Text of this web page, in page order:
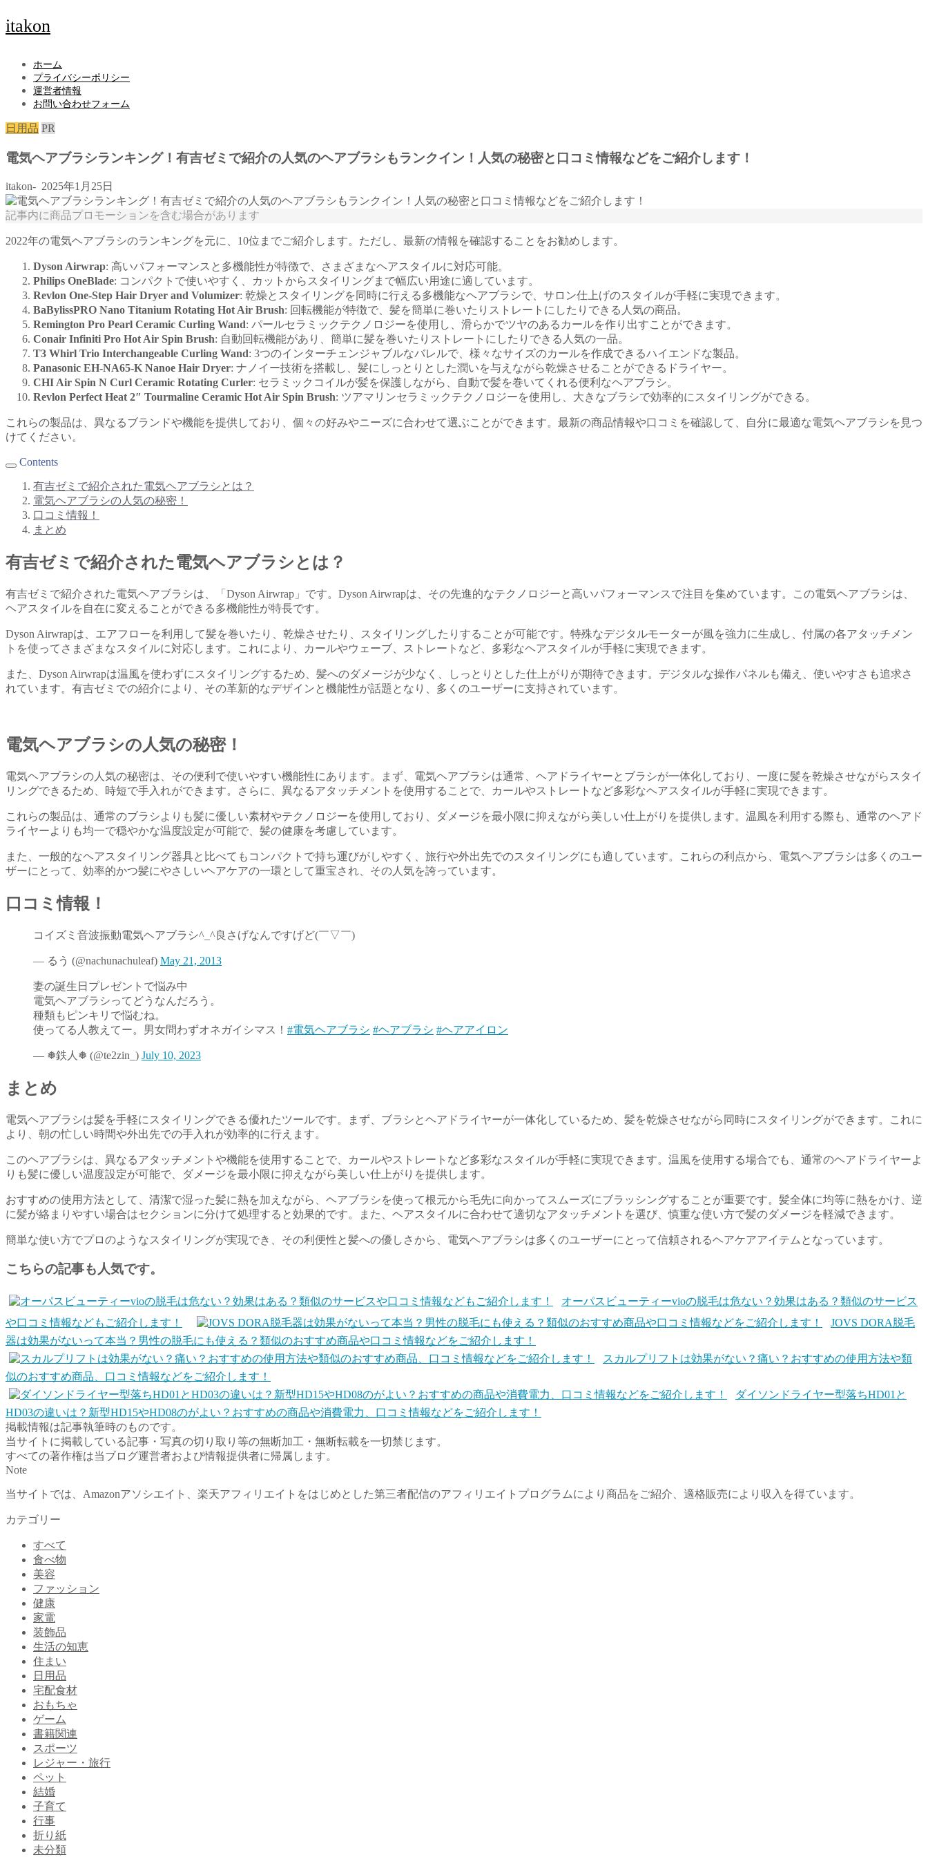
itakon
ホーム
プライバシーポリシー
運営者情報
お問い合わせフォーム
日用品 PR
電気ヘアブラシランキング！有吉ゼミで紹介の人気のヘアブラシもランクイン！人気の秘密と口コミ情報などをご紹介します！
itakon- 2025年1月25日
記事内に商品プロモーションを含む場合があります
2022年の電気ヘアブラシのランキングを元に、10位までご紹介します。ただし、最新の情報を確認することをお勧めします。
Dyson Airwrap: 高いパフォーマンスと多機能性が特徴で、さまざまなヘアスタイルに対応可能。
Philips OneBlade: コンパクトで使いやすく、カットからスタイリングまで幅広い用途に適しています。
Revlon One-Step Hair Dryer and Volumizer: 乾燥とスタイリングを同時に行える多機能なヘアブラシで、サロン仕上げのスタイルが手軽に実現できます。
BaBylissPRO Nano Titanium Rotating Hot Air Brush: 回転機能が特徴で、髪を簡単に巻いたりストレートにしたりできる人気の商品。
Remington Pro Pearl Ceramic Curling Wand: パールセラミックテクノロジーを使用し、滑らかでツヤのあるカールを作り出すことができます。
Conair Infiniti Pro Hot Air Spin Brush: 自動回転機能があり、簡単に髪を巻いたりストレートにしたりできる人気の一品。
T3 Whirl Trio Interchangeable Curling Wand: 3つのインターチェンジャブルなバレルで、様々なサイズのカールを作成できるハイエンドな製品。
Panasonic EH-NA65-K Nanoe Hair Dryer: ナノイー技術を搭載し、髪にしっとりとした潤いを与えながら乾燥させることができるドライヤー。
CHI Air Spin N Curl Ceramic Rotating Curler: セラミックコイルが髪を保護しながら、自動で髪を巻いてくれる便利なヘアブラシ。
Revlon Perfect Heat 2″ Tourmaline Ceramic Hot Air Spin Brush: ツアマリンセラミックテクノロジーを使用し、大きなブラシで効率的にスタイリングができる。
これらの製品は、異なるブランドや機能を提供しており、個々の好みやニーズに合わせて選ぶことができます。最新の商品情報や口コミを確認して、自分に最適な電気ヘアブラシを見つ
けてください。
Contents
有吉ゼミで紹介された電気ヘアブラシとは？
電気ヘアブラシの人気の秘密！
口コミ情報！
まとめ
有吉ゼミで紹介された電気ヘアブラシとは？
有吉ゼミで紹介された電気ヘアブラシは、「Dyson Airwrap」です。Dyson Airwrapは、その先進的なテクノロジーと高いパフォーマンスで注目を集めています。この電気ヘアブラシは、
ヘアスタイルを自在に変えることができる多機能性が特長です。
Dyson Airwrapは、エアフローを利用して髪を巻いたり、乾燥させたり、スタイリングしたりすることが可能です。特殊なデジタルモーターが風を強力に生成し、付属の各アタッチメン
トを使ってさまざまなスタイルに対応します。これにより、カールやウェーブ、ストレートなど、多彩なヘアスタイルが手軽に実現できます。
また、Dyson Airwrapは温風を使わずにスタイリングするため、髪へのダメージが少なく、しっとりとした仕上がりが期待できます。デジタルな操作パネルも備え、使いやすさも追求さ
れています。有吉ゼミでの紹介により、その革新的なデザインと機能性が話題となり、多くのユーザーに支持されています。
電気ヘアブラシの人気の秘密！
電気ヘアブラシの人気の秘密は、その便利で使いやすい機能性にあります。まず、電気ヘアブラシは通常、ヘアドライヤーとブラシが一体化しており、一度に髪を乾燥させながらスタイ
リングできるため、時短で手入れができます。さらに、異なるアタッチメントを使用することで、カールやストレートなど多彩なヘアスタイルが手軽に実現できます。
これらの製品は、通常のブラシよりも髪に優しい素材やテクノロジーを使用しており、ダメージを最小限に抑えながら美しい仕上がりを提供します。温風を利用する際も、通常のヘアド
ライヤーよりも均一で穏やかな温度設定が可能で、髪の健康を考慮しています。
また、一般的なヘアスタイリング器具と比べてもコンパクトで持ち運びがしやすく、旅行や外出先でのスタイリングにも適しています。これらの利点から、電気ヘアブラシは多くのユー
ザーにとって、効率的かつ髪にやさしいヘアケアの一環として重宝され、その人気を誇っています。
口コミ情報！
コイズミ音波振動電気ヘアブラシ^_^良さげなんですげど(￣▽￣)
— るう (@nachunachuleaf) May 21, 2013
妻の誕生日プレゼントで悩み中
電気ヘアブラシってどうなんだろう。
種類もピンキリで悩むね。
使ってる人教えてー。男女問わずオネガイシマス！ #電気ヘアブラシ #ヘアブラシ #ヘアアイロン
— ❅鉄人❅ (@te2zin_) July 10, 2023
まとめ
電気ヘアブラシは髪を手軽にスタイリングできる優れたツールです。まず、ブラシとヘアドライヤーが一体化しているため、髪を乾燥させながら同時にスタイリングができます。これに
より、朝の忙しい時間や外出先での手入れが効率的に行えます。
このヘアブラシは、異なるアタッチメントや機能を使用することで、カールやストレートなど多彩なスタイルが手軽に実現できます。温風を使用する場合でも、通常のヘアドライヤーよ
りも髪に優しい温度設定が可能で、ダメージを最小限に抑えながら美しい仕上がりを提供します。
おすすめの使用方法として、清潔で湿った髪に熱を加えながら、ヘアブラシを使って根元から毛先に向かってスムーズにブラッシングすることが重要です。髪全体に均等に熱をかけ、逆
に髪が絡まりやすい場合はセクションに分けて処理すると効果的です。また、ヘアスタイルに合わせて適切なアタッチメントを選び、慎重な使い方で髪のダメージを軽減できます。
簡単な使い方でプロのようなスタイリングが実現でき、その利便性と髪への優しさから、電気ヘアブラシは多くのユーザーにとって信頼されるヘアケアアイテムとなっています。
こちらの記事も人気です。
オーパスビューティーvioの脱毛は危ない？効果はある？類似のサービス
や口コミ情報などもご紹介します！
JOVS DORA脱毛
器は効果がないって本当？男性の脱毛にも使える？類似のおすすめ商品や口コミ情報などをご紹介します！
スカルプリフトは効果がない？痛い？おすすめの使用方法や類
似のおすすめ商品、口コミ情報などをご紹介します！
ダイソンドライヤー型落ちHD01と
HD03の違いは？新型HD15やHD08のがよい？おすすめの商品や消費電力、口コミ情報などをご紹介します！
掲載情報は記事執筆時のものです。
当サイトに掲載している記事・写真の切り取り等の無断加工・無断転載を一切禁じます。
すべての著作権は当ブログ運営者および情報提供者に帰属します。
Note
当サイトでは、Amazonアソシエイト、楽天アフィリエイトをはじめとした第三者配信のアフィリエイトプログラムにより商品をご紹介、適格販売により収入を得ています。
カテゴリー
すべて
食べ物
美容
ファッション
健康
家電
装飾品
生活の知恵
住まい
日用品
宅配食材
おもちゃ
ゲーム
書籍関連
スポーツ
レジャー・旅行
ペット
結婚
子育て
行事
折り紙
未分類